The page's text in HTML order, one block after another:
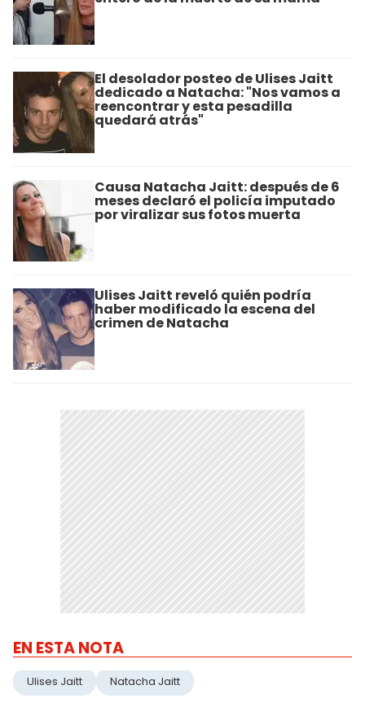
El desolador posteo de Ulises Jaitt
dedicado a Natacha: "Nos vamos a
reencontrar y esta pesadilla
quedará atrás"
Causa Natacha Jaitt: después de 6
meses declaró el policía imputado
por viralizar sus fotos muerta
Ulises Jaitt reveló quién podría
haber modificado la escena del
crimen de Natacha
EN ESTA NOTA
Ulises Jaitt Natacha Jaitt